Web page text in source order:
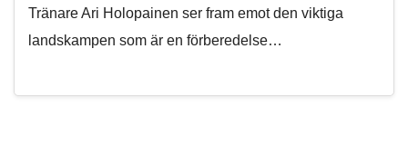
Tränare Ari Holopainen ser fram emot den viktiga
landskampen som är en förberedelse…